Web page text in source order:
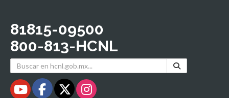
81815-09500
800-813-HCNL